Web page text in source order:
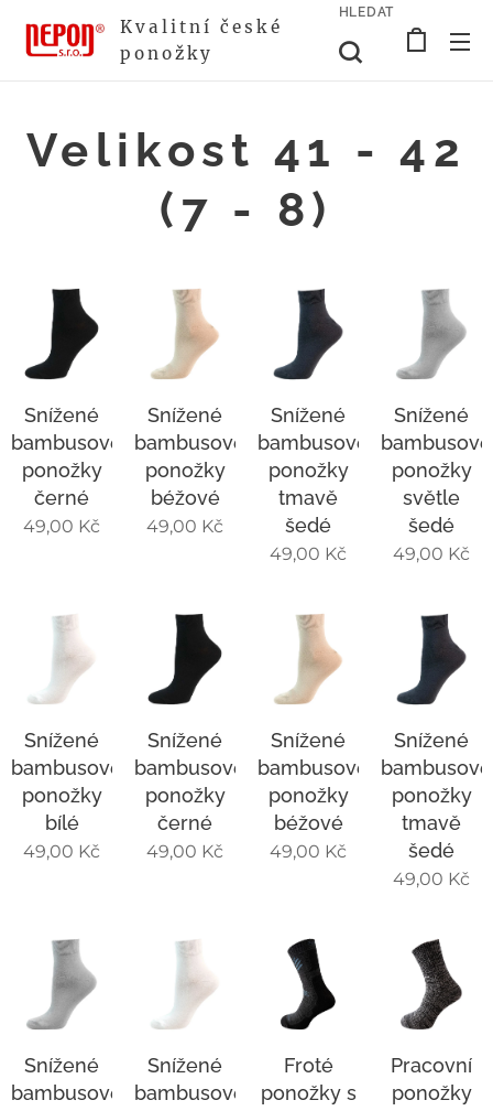
Kvalitní české
ponožky
HLEDAT
Velikost 41 - 42
(7 - 8)
Snížené
bambusové
ponožky
černé
49,00 Kč
Snížené
bambusové
ponožky
béžové
49,00 Kč
Snížené
bambusové
ponožky
tmavě
šedé
49,00 Kč
Snížené
bambusové
ponožky
světle
šedé
49,00 Kč
Snížené
bambusové
ponožky
bílé
49,00 Kč
Snížené
bambusové
ponožky
černé
49,00 Kč
Snížené
bambusové
ponožky
béžové
49,00 Kč
Snížené
bambusové
ponožky
tmavě
šedé
49,00 Kč
Snížené
bambusové
Snížené
bambusové
Froté
ponožky s
Pracovní
ponožky